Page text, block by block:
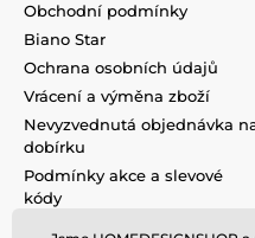
Obchodní podmínky
Biano Star
Ochrana osobních údajů
Vrácení a výměna zboží
Nevyzvednutá objednávka
dobírku
Podmínky akce a slevové
kódy